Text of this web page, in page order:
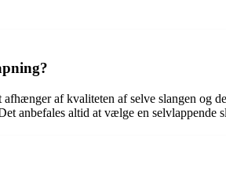
af kvaliteten af selve slangen og
altid at vælge en selvlappende